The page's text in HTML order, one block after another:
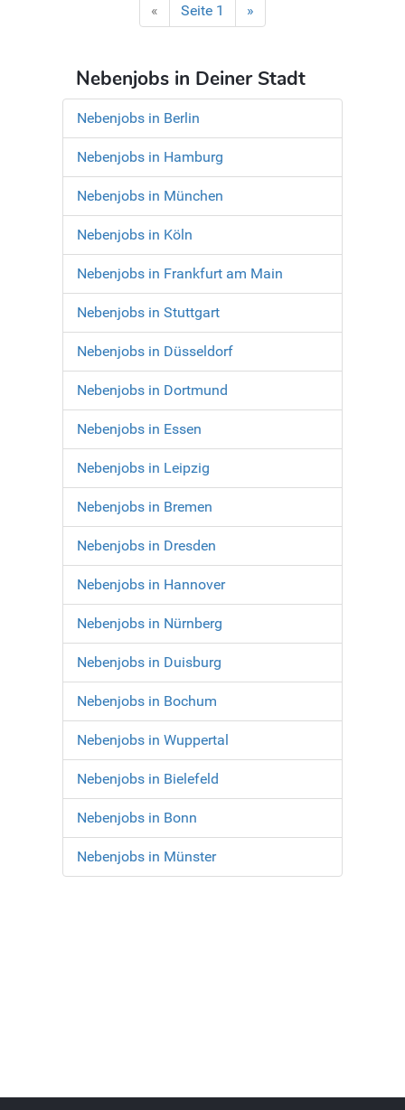
« Seite 1 »
Nebenjobs in Deiner Stadt
Nebenjobs in Berlin
Nebenjobs in Hamburg
Nebenjobs in München
Nebenjobs in Köln
Nebenjobs in Frankfurt am Main
Nebenjobs in Stuttgart
Nebenjobs in Düsseldorf
Nebenjobs in Dortmund
Nebenjobs in Essen
Nebenjobs in Leipzig
Nebenjobs in Bremen
Nebenjobs in Dresden
Nebenjobs in Hannover
Nebenjobs in Nürnberg
Nebenjobs in Duisburg
Nebenjobs in Bochum
Nebenjobs in Wuppertal
Nebenjobs in Bielefeld
Nebenjobs in Bonn
Nebenjobs in Münster